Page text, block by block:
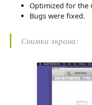
Optimized for the
Bugs were fixed.
Снимки экрана: